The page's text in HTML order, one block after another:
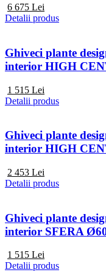
6 675 Lei
Detalii produs
Ghiveci plante
interior HIGH
1 515 Lei
Detalii produs
Ghiveci plante
interior HIGH
2 453 Lei
Detalii produs
Ghiveci plante
interior SFERA
1 515 Lei
Detalii produs